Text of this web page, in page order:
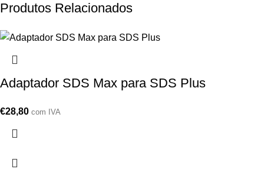
Produtos Relacionados
Adaptador SDS Max para SDS Plus
€28,80 com IVA